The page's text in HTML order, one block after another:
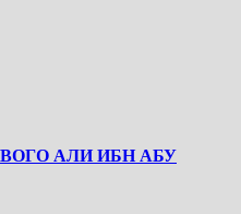
АЛИ ИБН АБУ